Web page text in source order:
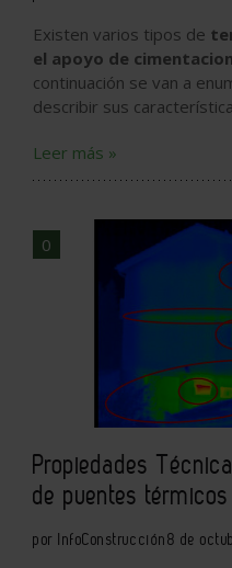
Existen varios tipos de
el apoyo de
continuación se van a
describir sus
Leer más »
0
Propiedades
de puentes térmicos
por InfoConstrucción8 de